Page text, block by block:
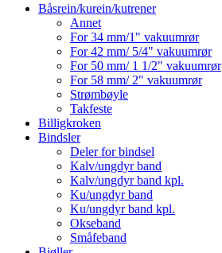
Båsrein/kurein/kutrener
Annet
For 34 mm/1" vakuumrør
For 42 mm/ 5/4" vakuumrør
For 50 mm/ 1 1/2" vakuumrør
For 58 mm/ 2" vakuumrør
Strømbøyle
Takfeste
Billigkroken
Bindsler
Deler for bindsel
Kalv/ungdyr band
Kalv/ungdyr band kpl.
Ku/ungdyr band
Ku/ungdyr band kpl.
Okseband
Småfeband